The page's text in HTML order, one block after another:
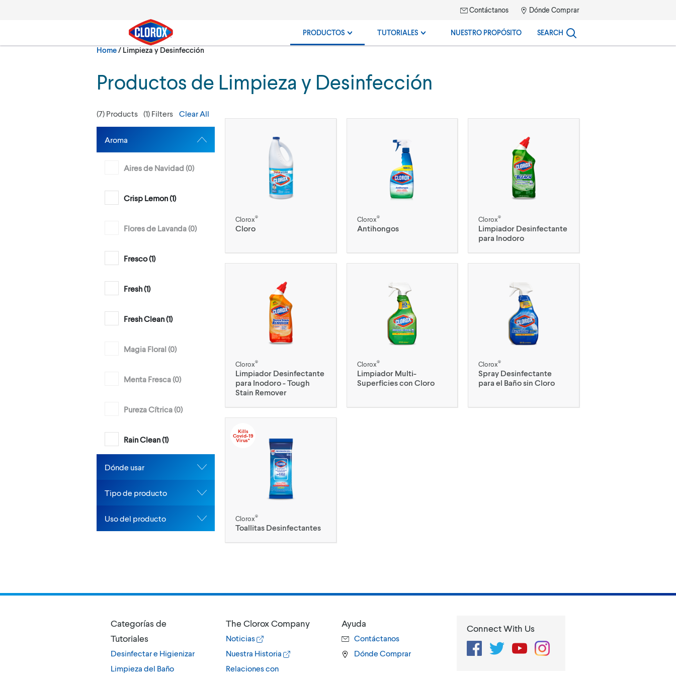
Contáctanos Dónde Comprar
PRODUCTOS TUTORIALES NUESTRO PROPÓSITO SEARCH
Home/Current:
Limpieza y Desinfección
Productos de Limpieza y Desinfección
(7) Products (1) Filters Clear All
Aroma
Aires de Navidad (0)
Crisp Lemon (1)
Flores de Lavanda (0)
Fresco (1)
Fresh (1)
Fresh Clean (1)
Magia Floral (0)
Menta Fresca (0)
Pureza Cítrica (0)
Rain Clean (1)
Dónde usar
Tipo de producto
Uso del producto
Clorox®
Cloro
Clorox®
Antihongos
Clorox®
Limpiador Desinfectante
para Inodoro
Clorox®
Limpiador Desinfectante
para Inodoro - Tough
Stain Remover
Clorox®
Limpiador Multi-
Superficies con Cloro
Clorox®
Spray Desinfectante
para el Baño sin Cloro
Kills
Covid-19
Virus*
Clorox®
Toallitas Desinfectantes
Categorías de
Tutoriales
Desinfectar e Higienizar
Limpieza del Baño
The Clorox Company
Noticias
Nuestra Historia
Relaciones con
Ayuda
Contáctanos
Dónde Comprar
Connect With Us
FacebookTwitterYouTubeInstagram